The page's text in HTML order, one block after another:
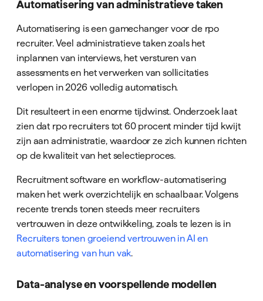
Automatisering van administratieve taken
Automatisering is een gamechanger voor de rpo
recruiter. Veel administratieve taken zoals het
inplannen van interviews, het versturen van
assessments en het verwerken van sollicitaties
verlopen in 2026 volledig automatisch.
Dit resulteert in een enorme tijdwinst. Onderzoek laat
zien dat rpo recruiters tot 60 procent minder tijd kwijt
zijn aan administratie, waardoor ze zich kunnen richten
op de kwaliteit van het selectieproces.
Recruitment software en workflow-automatisering
maken het werk overzichtelijk en schaalbaar. Volgens
recente trends tonen steeds meer recruiters
vertrouwen in deze ontwikkeling, zoals te lezen is in
Recruiters tonen groeiend vertrouwen in AI en
automatisering van hun vak.
Data-analyse en voorspellende modellen